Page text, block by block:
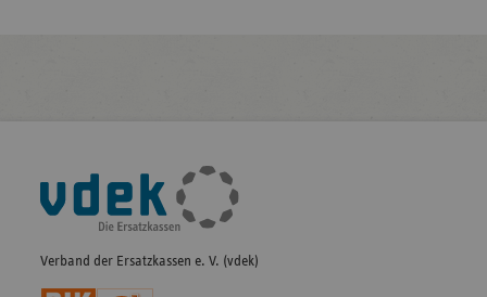
Fußleisten-
Navigation
Verband der Ersatzkassen e. V. (vdek)